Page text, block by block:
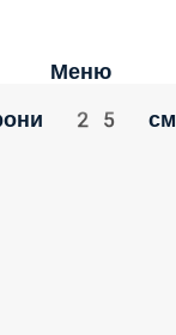
Меню
25 см